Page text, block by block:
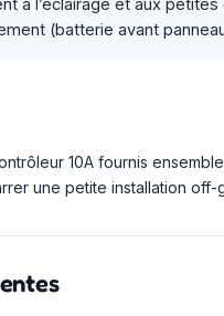
(batterie avant
10A fournis
une petite installation